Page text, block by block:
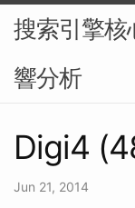
搜索引擎核
響分析
Digi4
Jun 21, 2014